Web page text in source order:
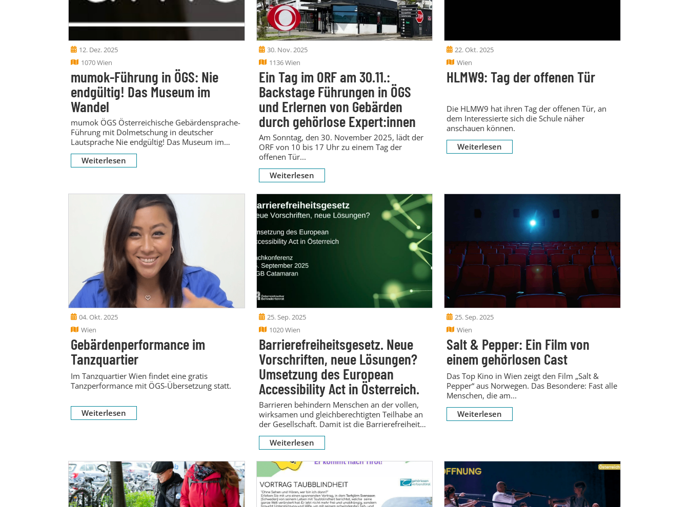
12. Dez. 2025
1070 Wien
mumok-Führung in ÖGS: Nie
endgültig! Das Museum im
Wandel
mumok ÖGS Österreichische Gebärdensprache-
Führung mit Dolmetschung in deutscher
Lautsprache Nie endgültig! Das Museum im
Wandel Wir freuen uns, Sie bei...
Weiterlesen
30. Nov. 2025
1136 Wien
Ein Tag im ORF am 30.11.:
Backstage Führungen in ÖGS
und Erlernen von Gebärden
durch gehörlose Expert:innen
Am Sonntag, den 30. November 2025, lädt der
ORF von 10 bis 17 Uhr zu einem Tag der
offenen Tür...
Weiterlesen
22. Okt. 2025
Wien
HLMW9: Tag der offenen Tür
Die HLMW9 hat ihren Tag der offenen Tür, an
dem Interessierte sich die Schule näher
anschauen können.
Weiterlesen
04. Okt. 2025
Wien
Gebärdenperformance im
Tanzquartier
Im Tanzquartier Wien findet eine gratis
Tanzperformance mit ÖGS-Übersetzung statt.
Weiterlesen
25. Sep. 2025
1020 Wien
Barrierefreiheitsgesetz. Neue
Vorschriften, neue Lösungen?
Umsetzung des European
Accessibility Act in Österreich.
Barrieren behindern Menschen an der vollen,
wirksamen und gleichberechtigten Teilhabe an
der Gesellschaft. Damit ist die Barrierefreiheit
eine Grundvoraussetzung für...
Weiterlesen
25. Sep. 2025
Wien
Salt & Pepper: Ein Film von
einem gehörlosen Cast
Das Top Kino in Wien zeigt den Film „Salt &
Pepper“ aus Norwegen. Das Besondere: Fast alle
Menschen, die am...
Weiterlesen